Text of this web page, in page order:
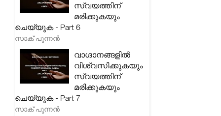
സ്വയത്തിന്
മരിക്കുകയും
ചെയ്യുക - Part 6
സാക് പുന്നൻ
വാഗ്ദാനങ്ങളിൽ
വിശ്വസിക്കുകയും
സ്വയത്തിന്
മരിക്കുകയും
ചെയ്യുക - Part 7
സാക് പുന്നൻ